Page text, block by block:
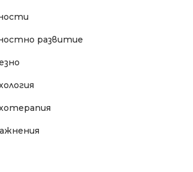
развитие